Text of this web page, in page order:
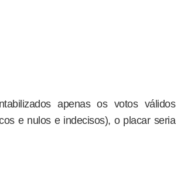
apenas os votos válidos
e nulos e indecisos), o placar seria